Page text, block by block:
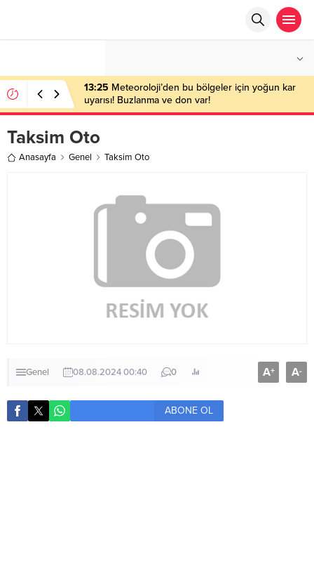
13:25 Meteoroloji’den bu bölgeler için yoğun kar
uyarısı! Buzlanma ve don var!
Taksim Oto
Anasayfa Genel Taksim Oto
Genel 08.08.2024 00:40 0 A+ A-
ABONE OL